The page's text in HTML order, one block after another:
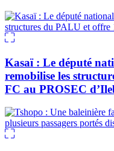
Kasaï : Le député
remobilise les
FC au PROSEC